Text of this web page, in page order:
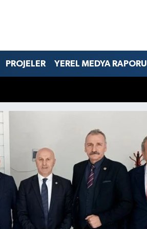
PROJELER YEREL MEDYA RAPORU